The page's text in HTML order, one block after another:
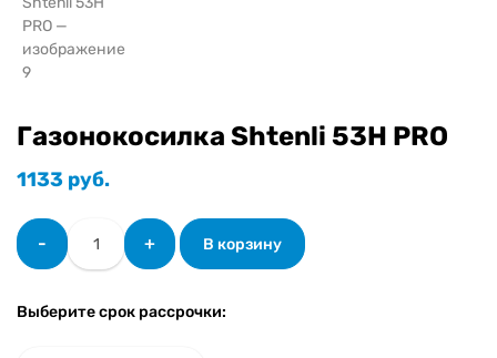
Газонокосилка Shtenli 53H PRO
1133 руб.
-
Количество
товара
Газонокосилка
53H
+ В корзину
Выберите срок рассрочки: